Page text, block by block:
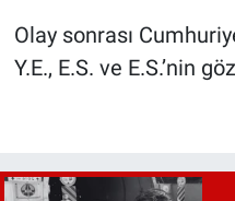
Olay sonrası
Y.E., E.S. ve E.S.’nin